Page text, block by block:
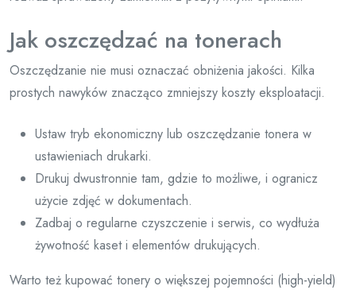
Jak oszczędzać na tonerach
Oszczędzanie nie musi oznaczać obniżenia jakości. Kilka
prostych nawyków znacząco zmniejszy koszty eksploatacji.
Ustaw tryb ekonomiczny lub oszczędzanie tonera w
ustawieniach drukarki.
Drukuj dwustronnie tam, gdzie to możliwe, i ogranicz
użycie zdjęć w dokumentach.
Zadbaj o regularne czyszczenie i serwis, co wydłuża
żywotność kaset i elementów drukujących.
Warto też kupować tonery o większej pojemności (high-yield)